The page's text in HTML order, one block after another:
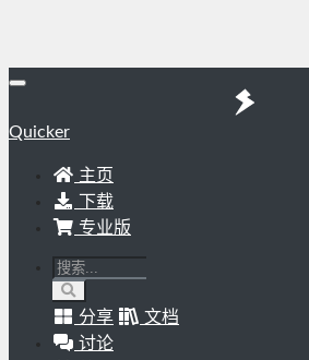
Quicker
主页
下载
专业版
分享
文档
讨论